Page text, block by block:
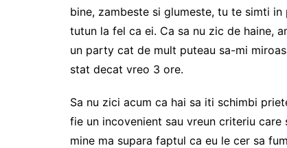
bine, zambeste si glumeste, tu te simti
tutun la fel ca ei. Ca sa nu zic de haine,
un party cat de mult puteau sa-mi
stat decat vreo 3 ore.
Sa nu zici acum ca hai sa iti schimbi
fie un incovenient sau vreun criteriu
mine ma supara faptul ca eu le cer sa